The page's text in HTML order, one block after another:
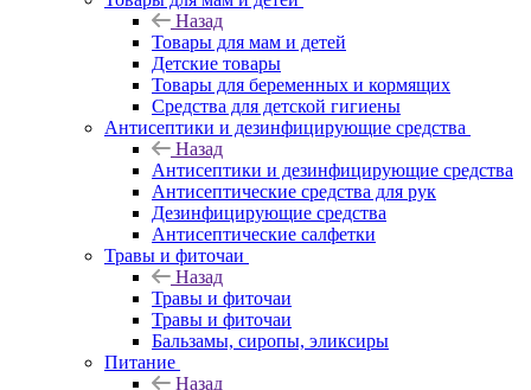
Назад
Товары для мам и детей
Детские товары
Товары для беременных и кормящих
Средства для детской гигиены
Антисептики и дезинфицирующие средства
Назад
Антисептики и дезинфицирующие средства
Антисептические средства для рук
Дезинфицирующие средства
Антисептические салфетки
Травы и фиточаи
Назад
Травы и фиточаи
Травы и фиточаи
Бальзамы, сиропы, эликсиры
Питание
Назад